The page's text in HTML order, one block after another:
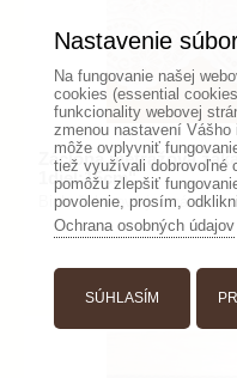
Záclona metrážová
1diel:15cm"
Biela žakarová jemná
Nastavenie
Na fungovanie našej
cookies (essential
funkcionality webovej
zmenou nastavení
môže ovplyvniť
tiež využívali dobrovoľné
pomôžu zlepšiť
povolenie, prosím,
Ochrana osobných údajov
SÚHLASÍM